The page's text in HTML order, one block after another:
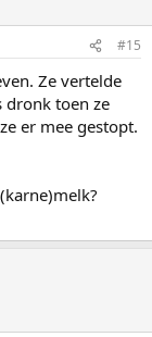
#15
Ze vertelde
dronk toen ze
er mee gestopt.